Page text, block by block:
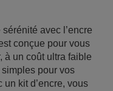
avec l’encre
conçue pour vous
à un coût ultra faible
pour vos
kit d’encre, vous